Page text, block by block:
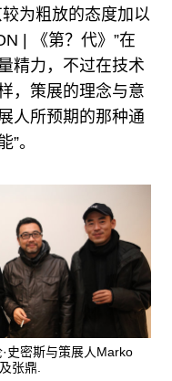
为粗放的态度加以
| 《第？代》”在
精力，不过在技术
，策展的理念与意
人所预期的那种通
”。
史密斯与策展人Marko
张鼎.